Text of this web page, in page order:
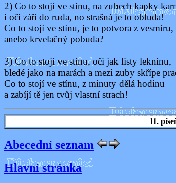
2) Co to stojí ve stínu, na zubech kapky
i oči září do ruda, no strašná je to obluda!
Co to stojí ve stínu, je to potvora z vesmíru,
anebo krvelačný pobuda?
3) Co to stojí ve stínu, oči jak listy leknínu,
bledé jako na marách a mezi zuby skřípe
Co to stojí ve stínu, z minuty dělá hodinu
a zabíjí tě jen tvůj vlastní strach!
11.
Abecední seznam
Hlavní stránka